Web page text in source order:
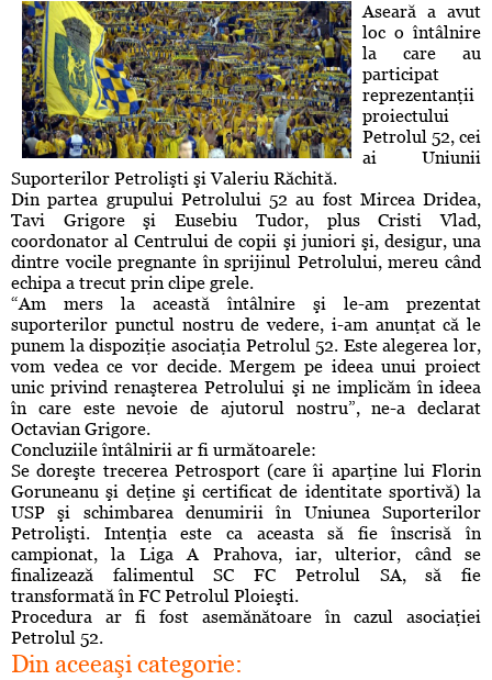
Aseară a avut
loc o întâlnire
la care au
participat
reprezentanţii
proiectului
Petrolul 52, cei
ai Uniunii
Suporterilor Petrolişti şi Valeriu Răchită.
Din partea grupului Petrolului 52 au fost Mircea Dridea,
Tavi Grigore şi Eusebiu Tudor, plus Cristi Vlad,
coordonator al Centrului de copii şi juniori şi, desigur, una
dintre vocile pregnante în sprijinul Petrolului, mereu când
echipa a trecut prin clipe grele.
“Am mers la această întâlnire şi le-am prezentat
suporterilor punctul nostru de vedere, i-am anunţat că le
punem la dispoziţie asociaţia Petrolul 52. Este alegerea lor,
vom vedea ce vor decide. Mergem pe ideea unui proiect
unic privind renaşterea Petrolului şi ne implicăm în ideea
în care este nevoie de ajutorul nostru”, ne-a declarat
Octavian Grigore.
Concluziile întâlnirii ar fi următoarele:
Se doreşte trecerea Petrosport (care îi aparţine lui Florin
Goruneanu şi deţine şi certificat de identitate sportivă) la
USP şi schimbarea denumirii în Uniunea Suporterilor
Petrolişti. Intenţia este ca aceasta să fie înscrisă în
campionat, la Liga A Prahova, iar, ulterior, când se
finalizează falimentul SC FC Petrolul SA, să fie
transformată în FC Petrolul Ploieşti.
Procedura ar fi fost asemănătoare în cazul asociaţiei
Petrolul 52.
Din aceeaşi categorie: